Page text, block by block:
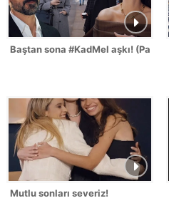
Baştan sona #KadMel aşkı! (Part 2)
Mutlu sonları severiz!